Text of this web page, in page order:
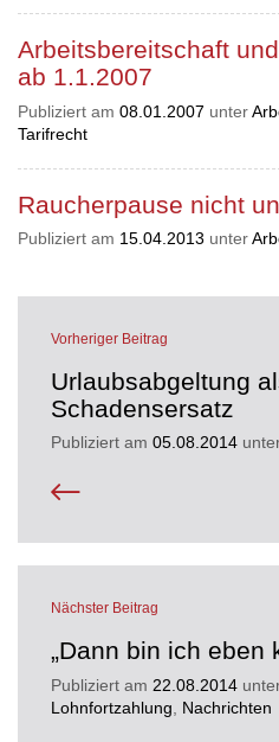
Arbeitsbereitschaft
ab 1.1.2007
Publiziert am 08.01.2007 unter
Tarifrecht
Raucherpause nicht
Publiziert am 15.04.2013 unter
Vorheriger Beitrag
Urlaubsabgeltung
Schadensersatz
Publiziert am 05.08.2014
Nächster Beitrag
„Dann bin ich eben
Publiziert am 22.08.2014
Lohnfortzahlung
Nachrichten